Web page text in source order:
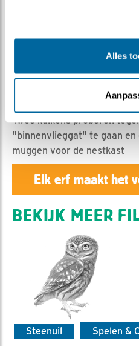
Alles
Meer koppies
Geert | Geplaatst op 27 mei
Bewaar dit filmpje|
Twee kuikens proberen
"binnenvlieggat" te gaan en
muggen voor de nestkast
Elk erf maakt het
BEKIJK MEER
Steenuil Spelen &